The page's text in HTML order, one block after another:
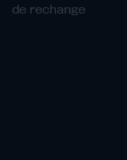
de rechange